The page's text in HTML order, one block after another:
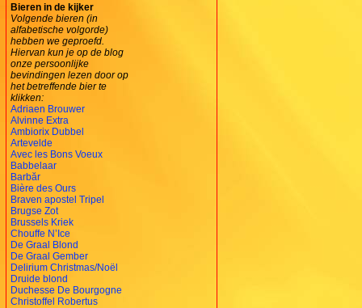
Bieren in de kijker
Volgende bieren (in
alfabetische volgorde)
hebben we geproefd.
Hiervan kun je op de blog
onze persoonlijke
bevindingen lezen door op
het betreffende bier te
klikken:
Adriaen Brouwer
Alvinne Extra
Ambiorix Dubbel
Artevelde
Avec les Bons Voeux
Babbelaar
Barbăr
Bière des Ours
Braven apostel Tripel
Brugse Zot
Brussels Kriek
Chouffe N’Ice
De Graal Blond
De Graal Gember
Delirium Christmas/Noël
Druide blond
Duchesse De Bourgogne
Christoffel Robertus